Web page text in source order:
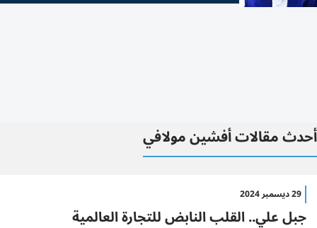
أحدث مقالات أفشين مولافي
29 ديسمبر 2024
جبل علي.. القلب النابض للتجارة العالمية